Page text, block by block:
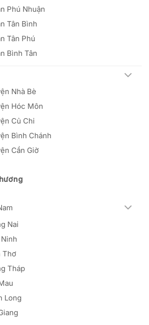
Phú Nhuận
Tân Bình
Tân Phú
Bình Tân
Nhà Bè
Hóc Môn
Củ Chi
Bình Chánh
Cần Giờ
Nai
Thơ
Tháp
Long